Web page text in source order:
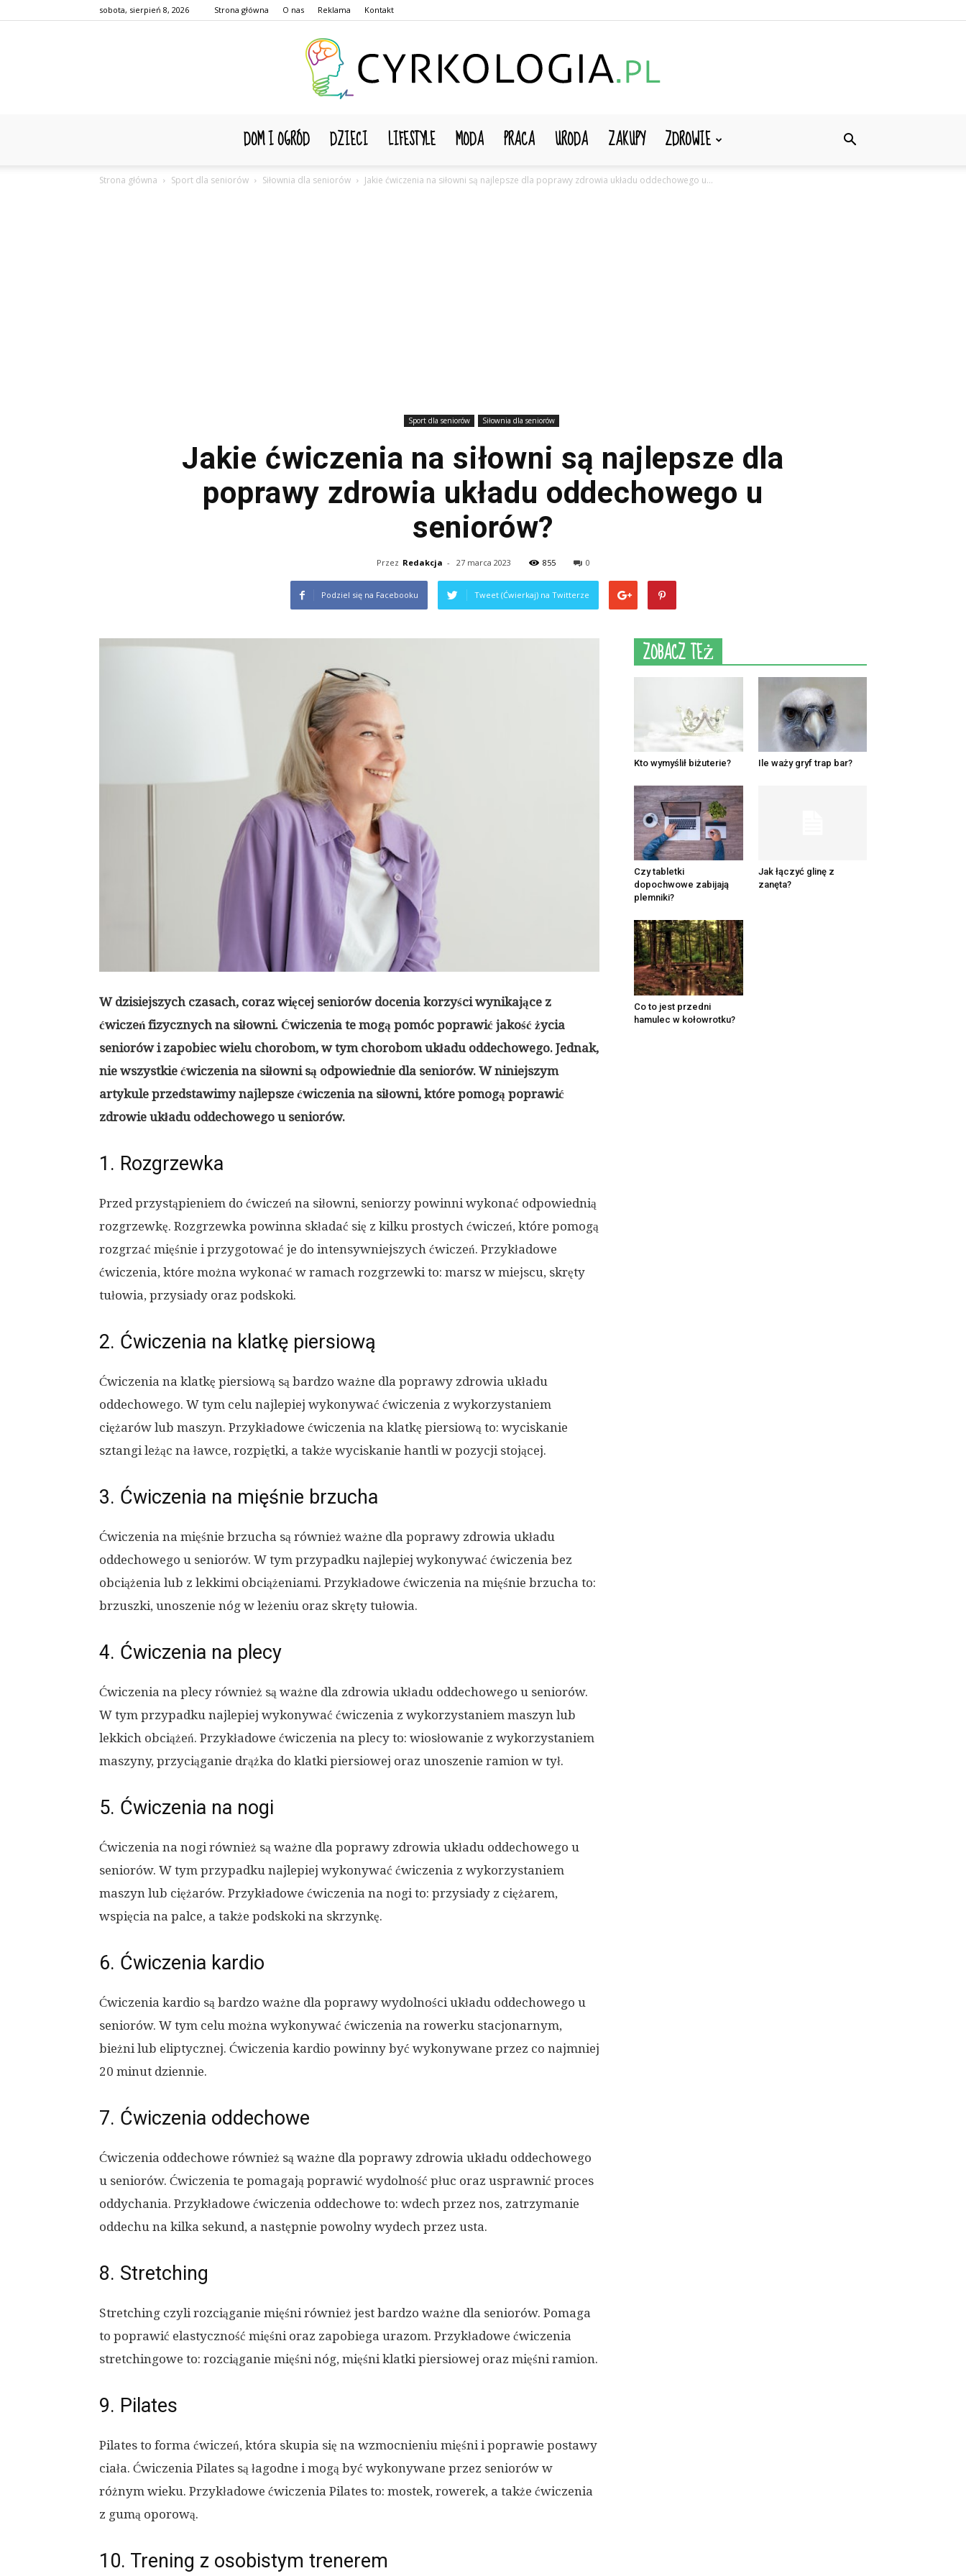
sobota, sierpień 8, 2026 Strona główna O nas Reklama Kontakt
Cyrkologia.pl
DOM I OGRÓD DZIECI LIFESTYLE MODA PRACA URODA ZAKUPY ZDROWIE
Strona główna Sport dla seniorów Siłownia dla seniorów Jakie ćwiczenia na siłowni są najlepsze dla poprawy zdrowia układu oddechowego u...
Sport dla seniorów Siłownia dla seniorów
Jakie ćwiczenia na siłowni są najlepsze dla
poprawy zdrowia układu oddechowego u
seniorów?
Przez Redakcja - 27 marca 2023 855 0
Podziel się na Facebooku Tweet (Ćwierkaj) na Twitterze
W dzisiejszych czasach, coraz więcej seniorów docenia korzyści wynikające z
ćwiczeń fizycznych na siłowni. Ćwiczenia te mogą pomóc poprawić jakość życia
seniorów i zapobiec wielu chorobom, w tym chorobom układu oddechowego. Jednak,
nie wszystkie ćwiczenia na siłowni są odpowiednie dla seniorów. W niniejszym
artykule przedstawimy najlepsze ćwiczenia na siłowni, które pomogą poprawić
zdrowie układu oddechowego u seniorów.
1. Rozgrzewka
Przed przystąpieniem do ćwiczeń na siłowni, seniorzy powinni wykonać odpowiednią
rozgrzewkę. Rozgrzewka powinna składać się z kilku prostych ćwiczeń, które pomogą
rozgrzać mięśnie i przygotować je do intensywniejszych ćwiczeń. Przykładowe
ćwiczenia, które można wykonać w ramach rozgrzewki to: marsz w miejscu, skręty
tułowia, przysiady oraz podskoki.
2. Ćwiczenia na klatkę piersiową
Ćwiczenia na klatkę piersiową są bardzo ważne dla poprawy zdrowia układu
oddechowego. W tym celu najlepiej wykonywać ćwiczenia z wykorzystaniem
ciężarów lub maszyn. Przykładowe ćwiczenia na klatkę piersiową to: wyciskanie
sztangi leżąc na ławce, rozpiętki, a także wyciskanie hantli w pozycji stojącej.
3. Ćwiczenia na mięśnie brzucha
Ćwiczenia na mięśnie brzucha są również ważne dla poprawy zdrowia układu
oddechowego u seniorów. W tym przypadku najlepiej wykonywać ćwiczenia bez
obciążenia lub z lekkimi obciążeniami. Przykładowe ćwiczenia na mięśnie brzucha to:
brzuszki, unoszenie nóg w leżeniu oraz skręty tułowia.
4. Ćwiczenia na plecy
Ćwiczenia na plecy również są ważne dla zdrowia układu oddechowego u seniorów.
W tym przypadku najlepiej wykonywać ćwiczenia z wykorzystaniem maszyn lub
lekkich obciążeń. Przykładowe ćwiczenia na plecy to: wiosłowanie z wykorzystaniem
maszyny, przyciąganie drążka do klatki piersiowej oraz unoszenie ramion w tył.
5. Ćwiczenia na nogi
Ćwiczenia na nogi również są ważne dla poprawy zdrowia układu oddechowego u
seniorów. W tym przypadku najlepiej wykonywać ćwiczenia z wykorzystaniem
maszyn lub ciężarów. Przykładowe ćwiczenia na nogi to: przysiady z ciężarem,
wspięcia na palce, a także podskoki na skrzynkę.
6. Ćwiczenia kardio
Ćwiczenia kardio są bardzo ważne dla poprawy wydolności układu oddechowego u
seniorów. W tym celu można wykonywać ćwiczenia na rowerku stacjonarnym,
bieżni lub eliptycznej. Ćwiczenia kardio powinny być wykonywane przez co najmniej
20 minut dziennie.
7. Ćwiczenia oddechowe
Ćwiczenia oddechowe również są ważne dla poprawy zdrowia układu oddechowego
u seniorów. Ćwiczenia te pomagają poprawić wydolność płuc oraz usprawnić proces
oddychania. Przykładowe ćwiczenia oddechowe to: wdech przez nos, zatrzymanie
oddechu na kilka sekund, a następnie powolny wydech przez usta.
8. Stretching
Stretching czyli rozciąganie mięśni również jest bardzo ważne dla seniorów. Pomaga
to poprawić elastyczność mięśni oraz zapobiega urazom. Przykładowe ćwiczenia
stretchingowe to: rozciąganie mięśni nóg, mięśni klatki piersiowej oraz mięśni ramion.
9. Pilates
Pilates to forma ćwiczeń, która skupia się na wzmocnieniu mięśni i poprawie postawy
ciała. Ćwiczenia Pilates są łagodne i mogą być wykonywane przez seniorów w
różnym wieku. Przykładowe ćwiczenia Pilates to: mostek, rowerek, a także ćwiczenia
z gumą oporową.
10. Trening z osobistym trenerem
ZOBACZ TEŻ
Kto wymyślił biżuterie? Ile waży gryf trap bar?
Czy tabletki
dopochwowe zabijają
plemniki?
Jak łączyć glinę z
zanęta?
Co to jest przedni
hamulec w kołowrotku?